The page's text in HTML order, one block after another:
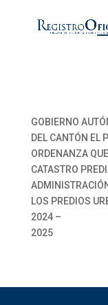
GOBIERNO
DEL CANTÓN EL
ORDENANZA
CATASTRO
LOS PREDIOS
2024 –
2025